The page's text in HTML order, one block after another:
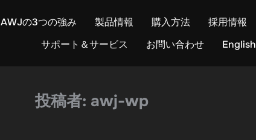
AWJの3つの強み 製品情報 購入方法
採用情報
サポート＆サービス
お問い合わせ English
投稿者: awj-wp